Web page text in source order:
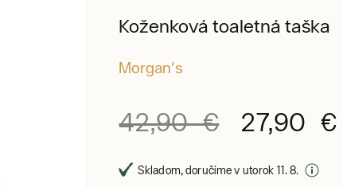
Koženková toaletná taška
Morgan's
42,90 € 27,90 €
Skladom, doručíme v utorok 11. 8.